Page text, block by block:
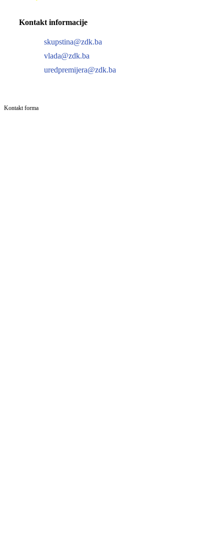
Kontakt informacije
skupstina@zdk.ba
vlada@zdk.ba
uredpremijera@zdk.ba
Kontakt forma